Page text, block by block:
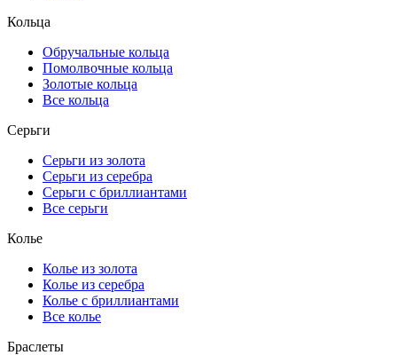
Кольца
Обручальные кольца
Помолвочные кольца
Золотые кольца
Все кольца
Серьги
Серьги из золота
Серьги из серебра
Серьги с бриллиантами
Все серьги
Колье
Колье из золота
Колье из серебра
Колье с бриллиантами
Все колье
Браслеты